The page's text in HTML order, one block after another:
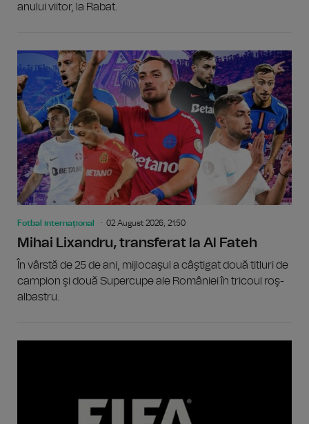
anului viitor, la Rabat.
Fotbal internațional 02 August 2026, 21:50
Mihai Lixandru, transferat la Al Fateh
În vârstă de 25 de ani, mijlocaşul a câştigat două titluri de
campion şi două Supercupe ale României în tricoul roş-
albastru.